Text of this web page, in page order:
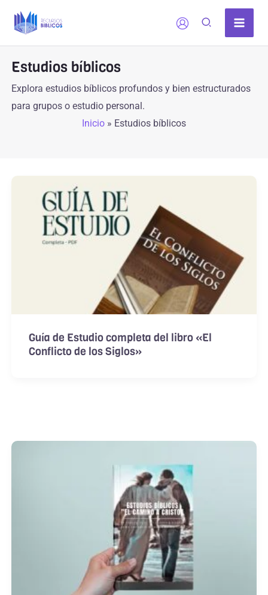
Estudios bíblicos
Explora estudios bíblicos profundos y bien estructurados
para grupos o estudio personal.
Inicio » Estudios bíblicos
Guía de Estudio completa del libro «El
Conflicto de los Siglos»